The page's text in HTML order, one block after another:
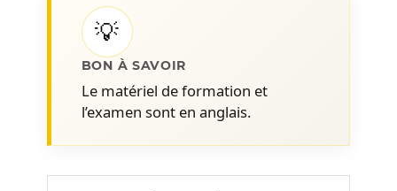
garantie (warranty), expérience de service
(service experience), et la différence entre
ententes de niveaux de service (SLA),
objectifs de niveaux de service (SLO - Service
Level Objectives) et ententes opérationnelles
(OLA - Operational Level Agreement). Ce bloc
pose le vocabulaire commun indispensable à
toute démarche solide.
💡
BON À SAVOIR
Le matériel de formation et
l’examen sont en anglais.